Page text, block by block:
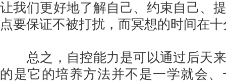
让我们更好地了解自己、约束自己、
点要保证不被打扰，而冥想的时间在
总之，自控能力是可以通过后天来
的是它的培养方法并不是一学就会